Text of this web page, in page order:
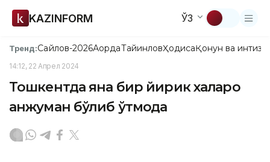
KAZINFORM ЎЗ
Тренд:Сайлов-2026АқордаТайинловҲодисаҚонун ва
14:12, 22 Апрел 2024
Тошкентда яна бир йирик халқаро
анжуман бўлиб ўтмоқда